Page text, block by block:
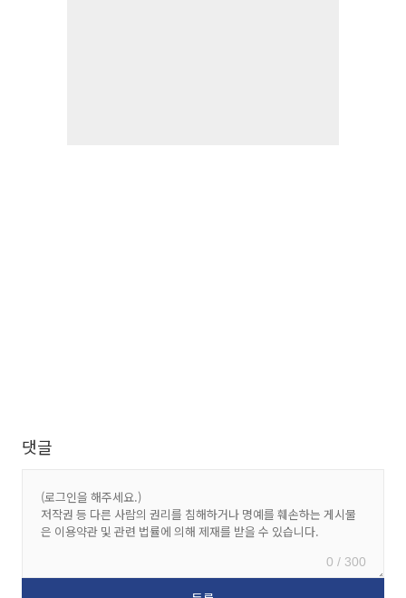
댓글
0 / 300